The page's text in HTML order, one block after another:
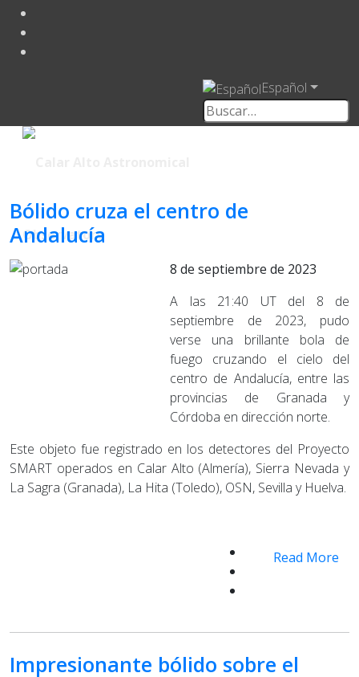
Español
Bólido cruza el centro de
Andalucía
8 de septiembre de 2023
A las 21:40 UT del 8 de
septiembre de 2023, pudo
verse una brillante bola de
fuego cruzando el cielo del
centro de Andalucía, entre las
provincias de Granada y
Córdoba en dirección norte.
Este objeto fue registrado en los detectores del Proyecto
SMART operados en Calar Alto (Almería), Sierra Nevada y
La Sagra (Granada), La Hita (Toledo), OSN, Sevilla y Huelva.
Read More
Impresionante bólido sobre el